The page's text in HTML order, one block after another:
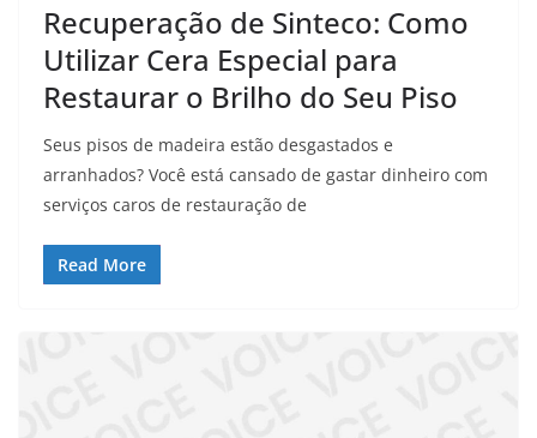
Recuperação de Sinteco: Como
Utilizar Cera Especial para
Restaurar o Brilho do Seu Piso
Seus pisos de madeira estão desgastados e
arranhados? Você está cansado de gastar dinheiro com
serviços caros de restauração de
Read More